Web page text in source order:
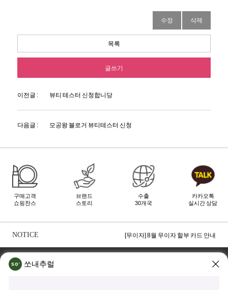
수정 삭제
목록
글쓰기
이전글 : 뷰티 테스터 신청합니당
다음글 : 모공왕 블로거 뷰티테스터 신청
구매고객
쇼핑찬스
브랜드
스토리
수출
30개국
카카오톡
실시간 상담
NOTICE
[무이자] 8월 무이자 할부 카드 안내
쏘내추럴 소개
쏘내추럴